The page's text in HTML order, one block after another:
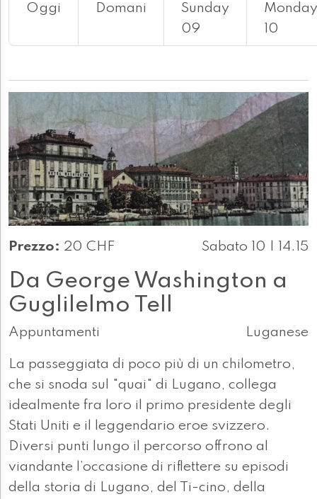
Oggi Domani
Sunday
09
Monday
10
Prezzo: 20 CHF Sabato 10 | 14.15
Da George Washington a
Guglilelmo Tell
Appuntamenti Luganese
La passeggiata di poco più di un chilometro,
che si snoda sul "quai" di Lugano, collega
idealmente fra loro il primo presidente degli
Stati Uniti e il leggendario eroe svizzero.
Diversi punti lungo il percorso offrono al
viandante l’occasione di riflettere su episodi
della storia di Lugano, del Ti-cino, della